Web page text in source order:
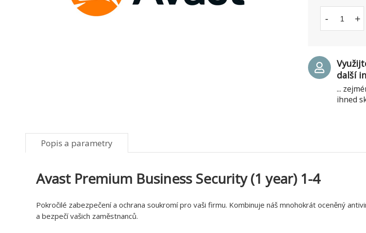
- +
další
...
ihned
Popis a parametry
Avast Premium Business Security (1 year) 1-4
Pokročilé zabezpečení a ochrana soukromí pro vaši firmu. Kombinuje náš mnohokrát oceněný
a bezpečí vašich zaměstnanců.